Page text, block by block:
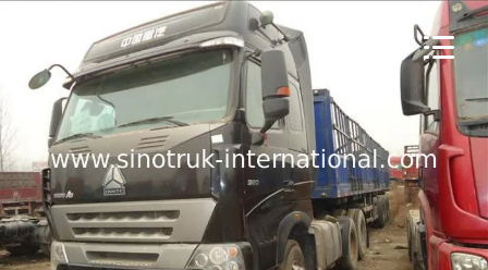
À
LA
MAISON
PRODUITS
Rights
Reserved.